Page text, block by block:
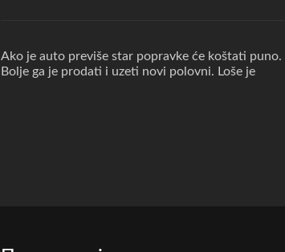
Ako je auto previše star popravke će koštati puno.
Bolje ga je prodati i uzeti novi polovni. Loše je